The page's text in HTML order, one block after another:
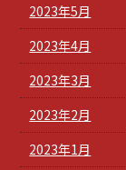
2023年5月
2023年4月
2023年3月
2023年2月
2023年1月